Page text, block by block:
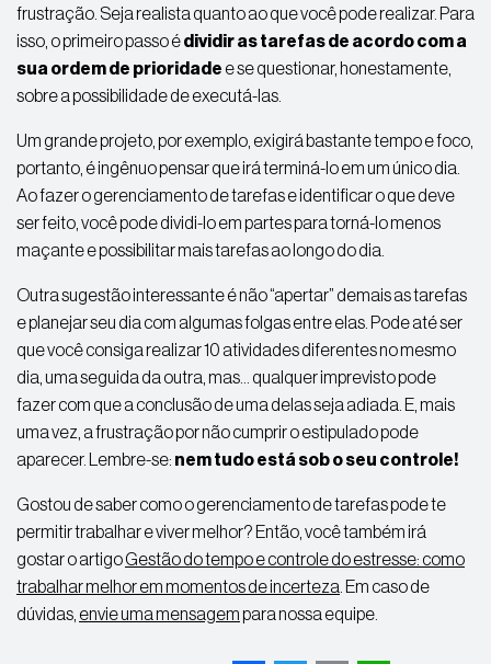
frustração. Seja realista quanto ao que você pode realizar. Para
isso, o primeiro passo édividir as tarefas de acordo com a
sua ordem de prioridade e se questionar, honestamente,
sobre a possibilidade de executá-las.
Um grande projeto, por exemplo, exigirá bastante tempo e foco,
portanto, é ingênuo pensar que irá terminá-lo em um único dia.
Ao fazer o gerenciamento de tarefas e identificar o que deve
ser feito, você pode dividi-lo em partes para torná-lo menos
maçante e possibilitar mais tarefas ao longo do dia.
Outrasugestãointeressante é não “apertar” demais as tarefas
e planejar seu dia com algumas folgas entre elas. Pode até ser
que você consiga realizar 10 atividades diferentes no mesmo
dia, uma seguida da outra, mas… qualquer imprevisto pode
fazer com que a conclusão de uma delas seja adiada. E, mais
uma vez, a frustração por não cumprir o estipulado pode
aparecer. Lembre-se: nem tudo está sob o seu controle!
Gostou de saber como o gerenciamento de tarefaspodete
permitirtrabalhar e viver melhor? Então, você também irá
gostar o artigoGestão do tempo e controle do estresse: como
trabalhar melhor em momentos de incerteza . Em caso de
dúvidas, envie uma mensagem para nossa equipe.